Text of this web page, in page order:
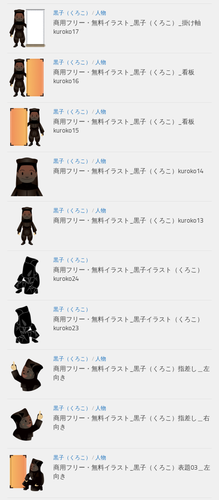
黒子（くろこ） / 人物
商用フリー・無料イラスト_黒子（くろこ）_掛け軸
kuroko17
黒子（くろこ） / 人物
商用フリー・無料イラスト_黒子（くろこ）_看板
kuroko16
黒子（くろこ） / 人物
商用フリー・無料イラスト_黒子（くろこ）_看板
kuroko15
黒子（くろこ） / 人物
商用フリー・無料イラスト_黒子（くろこ）kuroko14
黒子（くろこ） / 人物
商用フリー・無料イラスト_黒子（くろこ）kuroko13
黒子（くろこ）
商用フリー・無料イラスト_黒子イラスト（くろこ）
kuroko24
黒子（くろこ）
商用フリー・無料イラスト_黒子イラスト（くろこ）
kuroko23
黒子（くろこ） / 人物
商用フリー・無料イラスト_黒子（くろこ）指差し＿左
向き
黒子（くろこ） / 人物
商用フリー・無料イラスト_黒子（くろこ）指差し＿右
向き
黒子（くろこ） / 人物
商用フリー・無料イラスト_黒子（くろこ）表題03＿左
向き